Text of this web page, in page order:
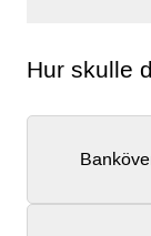
Hur skulle